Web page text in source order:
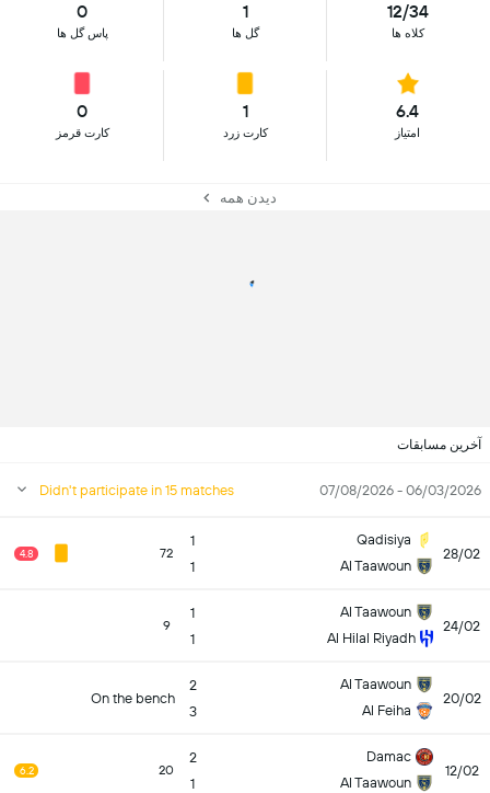
12/34
کلاه ها
1
گل ها
0
پاس گل ها
6.4
امتیاز
1
کارت زرد
0
کارت قرمز
دیدن همه
آخرین مسابقات
06/03/2026 - 07/08/2026
Didn't participate in 15 matches
28/02
Qadisiya
Al Taawoun
1
1
72
4.8
24/02
Al Taawoun
Al Hilal Riyadh
1
1
9
20/02
Al Taawoun
Al Feiha
2
3
On the bench
12/02
Damac
Al Taawoun
2
1
20
6.2